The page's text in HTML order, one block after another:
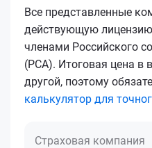
Все представленные
действующую
членами Российского
(РСА). Итоговая цена в
другой, поэтому
калькулятор для
Страховая компания